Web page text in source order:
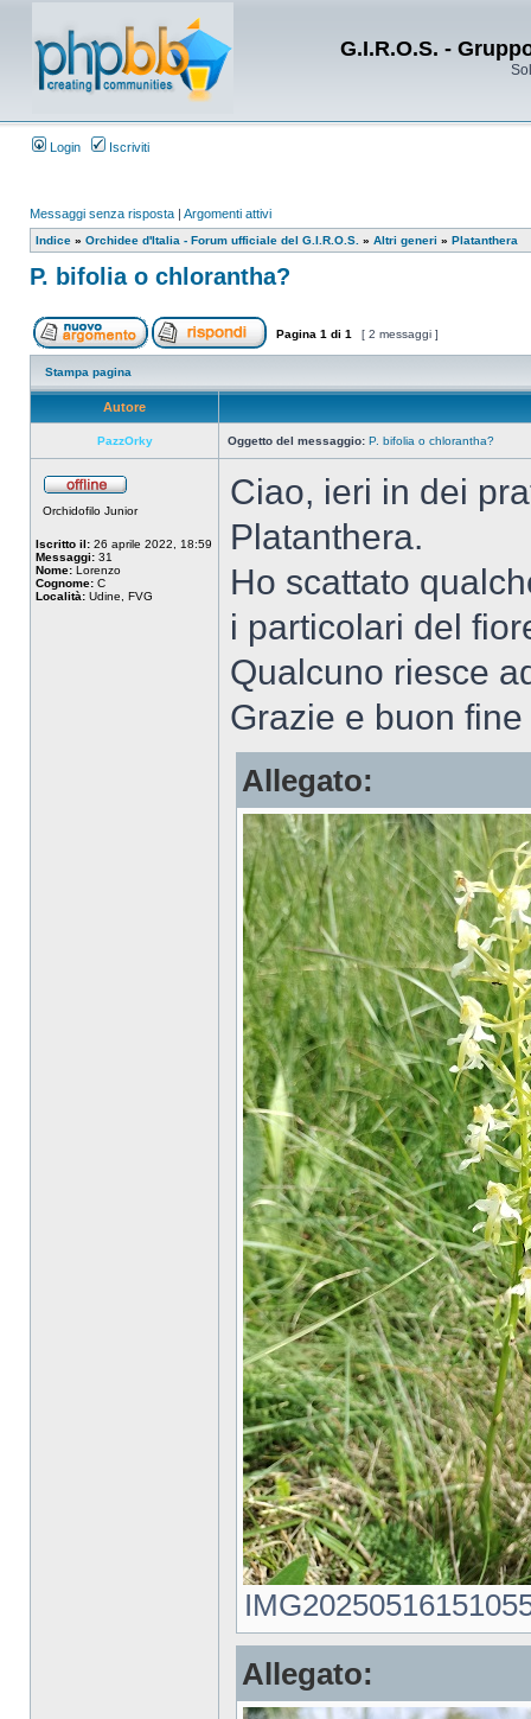
G.I.R.O.S. -
Login Iscriviti
Messaggi senza risposta | Argomenti attivi
Indice » Orchidee d'Italia - Forum ufficiale del G.I.R.O.S. » Altri generi » Platanthera
P. bifolia o chlorantha?
Pagina 1 di 1 [ 2 messaggi ]
Stampa pagina
Autore
PazzOrky Oggetto del messaggio: P. bifolia o chlorantha?
Orchidofilo Junior
Iscritto il: 26 aprile 2022, 18:59
Messaggi: 31
Nome: Lorenzo
Cognome: C
Località: Udine, FVG
Ciao, ieri in dei
Platanthera.
Ho scattato
i particolari del
Qualcuno riesce
Grazie e buon
Allegato:
Allegato: